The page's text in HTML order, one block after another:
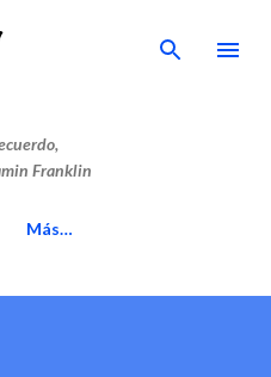
principal
Franklin
Más…